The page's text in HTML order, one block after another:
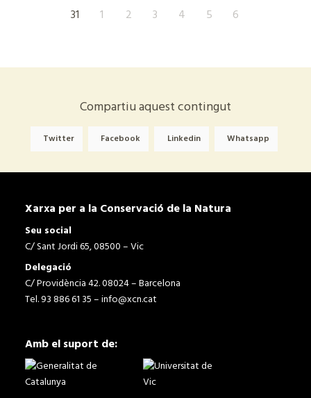
31
1 2 3 4 5 6
Compartiu aquest contingut
Twitter Facebook Linkedin Whatsapp
Xarxa per a la Conservació de la Natura
Seu social
C/ Sant Jordi 65, 08500 – Vic
Delegació
C/ Providència 42. 08024 – Barcelona
Tel. 93 886 61 35 –info@xcn.cat
Amb el suport de: